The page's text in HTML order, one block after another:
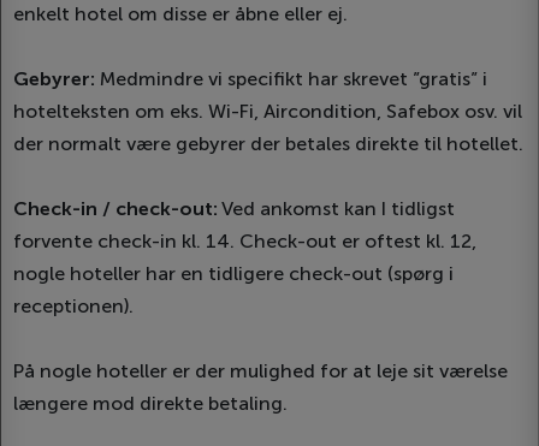
enkelt hotel om disse er åbne eller ej.
Gebyrer: Medmindre vi specifikt har skrevet ”gratis” i
hotelteksten om eks. Wi-Fi, Aircondition, Safebox osv. vil
der normalt være gebyrer der betales direkte til hotellet.
Check-in / check-out: Ved ankomst kan I tidligst
forvente check-in kl. 14. Check-out er oftest kl. 12,
nogle hoteller har en tidligere check-out (spørg i
receptionen).
På nogle hoteller er der mulighed for at leje sit værelse
længere mod direkte betaling.